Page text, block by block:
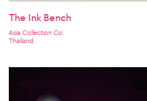
The Ink Bench
Asia Collection Co.
Thailand